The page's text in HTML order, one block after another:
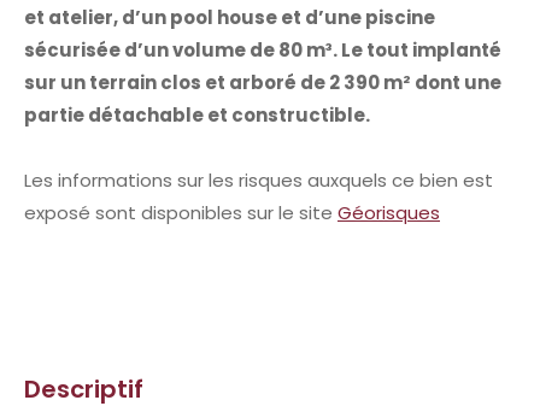
et atelier, d’un pool house et d’une piscine
sécurisée d’un volume de 80 m³.Le tout implanté
sur un terrain clos et arboré de 2 390 m² dont une
partie détachable et constructible.
Les informations sur les risques auxquels ce bien est
exposé sont disponibles sur le site Géorisques
descriptif